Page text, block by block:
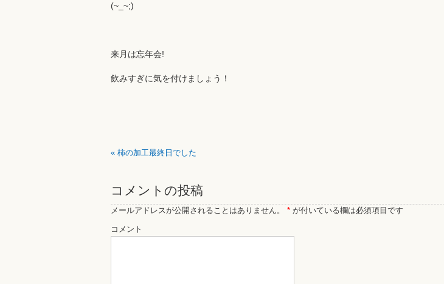
(~_~;)
来月は忘年会!
飲みすぎに気を付けましょう！
« 柿の加工最終日でした
コメントの投稿
メールアドレスが公開されることはありません。 * が付いている欄は必須項目です
コメント